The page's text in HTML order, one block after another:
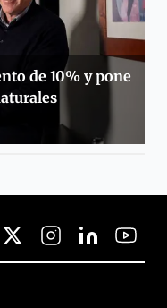
de 10% y pone